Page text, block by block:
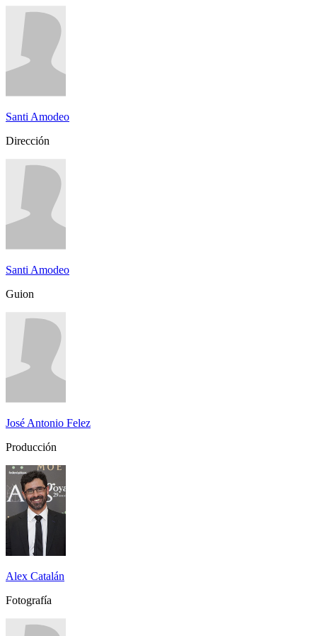
Santi Amodeo
Dirección
Santi Amodeo
Guion
José Antonio Felez
Producción
Alex Catalán
Fotografía